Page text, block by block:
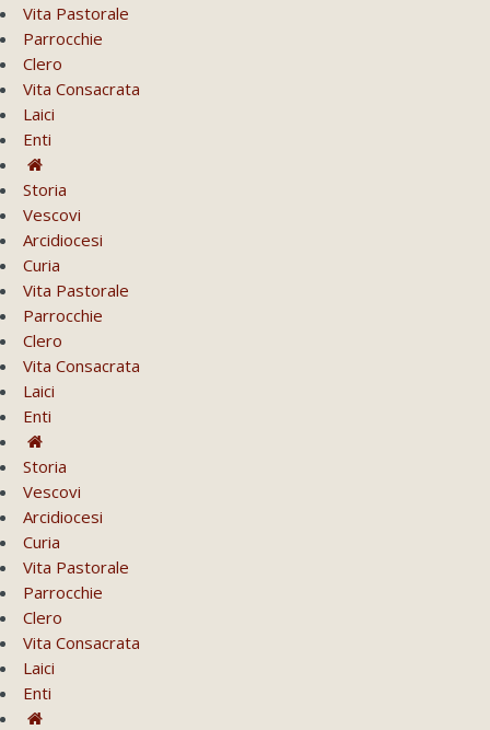
Vita Pastorale
Parrocchie
Clero
Vita Consacrata
Laici
Enti
Storia
Vescovi
Arcidiocesi
Curia
Vita Pastorale
Parrocchie
Clero
Vita Consacrata
Laici
Enti
Storia
Vescovi
Arcidiocesi
Curia
Vita Pastorale
Parrocchie
Clero
Vita Consacrata
Laici
Enti